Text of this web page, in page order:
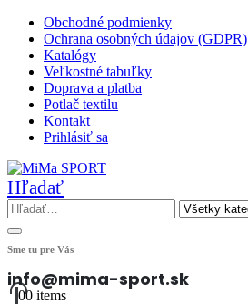
Obchodné podmienky
Ochrana osobných údajov (GDPR)
Katalógy
Veľkostné tabuľky
Doprava a platba
Potlač textilu
Kontakt
Prihlásiť sa
Hľadať
Sme tu pre Vás
info@mima-sport.sk
00 items